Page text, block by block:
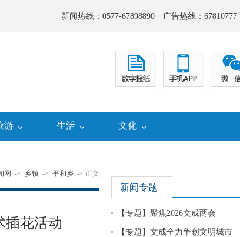
新闻热线：0577-67898890 广告热线：67810777 |
游 生活 文化
网 -> 乡镇 -> 平和乡 -> 正文
插花活动
新闻专题
【专题】聚焦2026文成两会
【专题】文成全力争创文明城市